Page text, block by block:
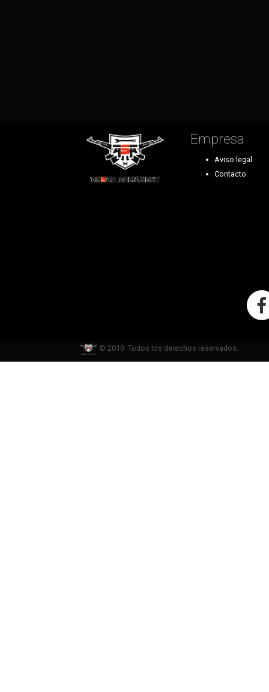
Empresa
Aviso legal
Contacto
© 2019. Todos los derechos reservados.